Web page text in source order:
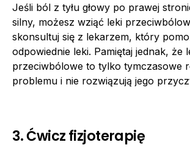
Jeśli ból z tyłu głowy po prawej
silny, możesz wziąć leki
skonsultuj się z lekarzem, który
odpowiednie leki. Pamiętaj jednak, że
przeciwbólowe to tylko tymczasowe
problemu i nie rozwiązują jego
3. Ćwicz fizjoterapię